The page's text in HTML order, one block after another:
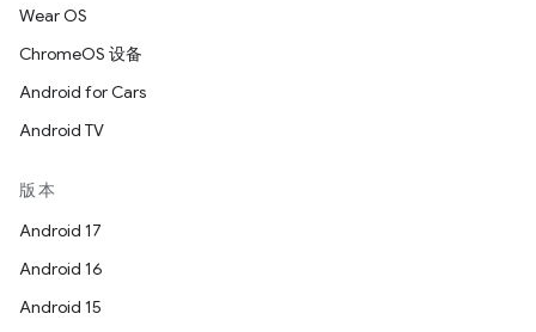
Wear OS
ChromeOS 设备
Android for Cars
Android TV
版本
Android 17
Android 16
Android 15